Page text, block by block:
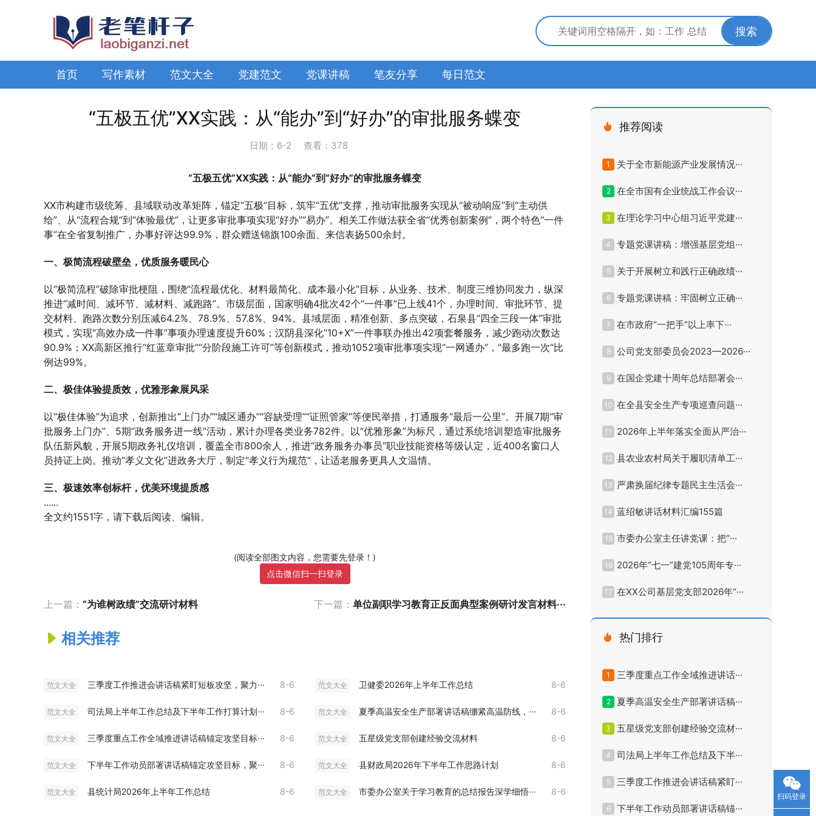
搜索
首页 写作素材 范文大全 党建范文 党课讲稿 笔友分享 每日范文
“五极五优”XX实践：从“能办”到“好办”的审批服务蝶变
日期： 6-2 查看：378
“五极五优”XX实践：从“能办”到“好办”的审批服务蝶变
XX市构建市级统筹、县域联动改革矩阵，锚定“五极”目标，筑牢“五优”支撑，推动审批服务实现从“被动响应”到“主动供
给”、从“流程合规”到“体验最优”，让更多审批事项实现“好办”“易办”。相关工作做法获全省“优秀创新案例”，两个特色“一件
事”在全省复制推广，办事好评达99.9%，群众赠送锦旗100余面、来信表扬500余封。
一、极简流程破壁垒，优质服务暖民心
以“极简流程”破除审批梗阻，围绕“流程最优化、材料最简化、成本最小化”目标，从业务、技术、制度三维协同发力，纵深
推进“减时间、减环节、减材料、减跑路”。市级层面，国家明确4批次42个“一件事”已上线41个，办理时间、审批环节、提
交材料、跑路次数分别压减64.2%、78.9%、57.8%、94%。县域层面，精准创新、多点突破，石泉县“四全三段一体”审批
模式，实现“高效办成一件事”事项办理速度提升60%；汉阴县深化“10+X”一件事联办推出42项套餐服务，减少跑动次数达
90.9%；XX高新区推行“红蓝章审批”“分阶段施工许可”等创新模式，推动1052项审批事项实现“一网通办”，“最多跑一次”比
例达99%。
二、极佳体验提质效，优雅形象展风采
以“极佳体验”为追求，创新推出“上门办”“城区通办”“容缺受理”“证照管家”等便民举措，打通服务“最后一公里”。开展7期“审
批服务上门办”、5期“政务服务进一线”活动，累计办理各类业务782件。以“优雅形象”为标尺，通过系统培训塑造审批服务
队伍新风貌，开展5期政务礼仪培训，覆盖全市800余人，推进“政务服务办事员”职业技能资格等级认定，近400名窗口人
员持证上岗。推动“孝义文化”进政务大厅，制定“孝义行为规范”，让适老服务更具人文温情。
三、极速效率创标杆，优美环境提质感
......
全文约1551字，请下载后阅读、编辑。
(阅读全部图文内容，您需要先登录！)
点击微信扫一扫登录
上一篇： “为谁树政绩”交流研讨材料 下一篇： 单位副职学习教育正反面典型案例研讨发言材料···
相关推荐
范文大全 三季度工作推进会讲话稿紧盯短板攻坚，聚力··· 8-6 范文大全 卫健委2026年上半年工作总结 8-6
范文大全 司法局上半年工作总结及下半年工作打算计划··· 8-6 范文大全 夏季高温安全生产部署讲话稿绷紧高温防线，··· 8-6
范文大全 三季度重点工作全域推进讲话稿锚定攻坚目标··· 8-6 范文大全 五星级党支部创建经验交流材料 8-6
范文大全 下半年工作动员部署讲话稿锚定攻坚目标，聚··· 8-6 范文大全 县财政局2026年下半年工作思路计划 8-6
范文大全 县统计局2026年上半年工作总结 8-6 范文大全 市委办公室关于学习教育的总结报告深学细悟··· 8-6
推荐阅读
1 关于全市新能源产业发展情况···
2 在全市国有企业统战工作会议···
3 在理论学习中心组习近平党建···
4 专题党课讲稿：增强基层党组···
5 关于开展树立和践行正确政绩···
6 专题党课讲稿：牢固树立正确···
7 在市政府“一把手”以上率下···
8 公司党支部委员会2023—2026···
9 在国企党建十周年总结部署会···
10 在全县安全生产专项巡查问题···
11 2026年上半年落实全面从严治···
12 县农业农村局关于履职清单工···
13 严肃换届纪律专题民主生活会···
14 蓝绍敏讲话材料汇编155篇
15 市委办公室主任讲党课：把“···
16 2026年“七一”建党105周年专···
17 在XX公司基层党支部2026年“···
热门排行
1 三季度重点工作全域推进讲话···
2 夏季高温安全生产部署讲话稿···
3 五星级党支部创建经验交流材···
4 司法局上半年工作总结及下半···
5 三季度工作推进会讲话稿紧盯···
6 下半年工作动员部署讲话稿锚···
扫码登录